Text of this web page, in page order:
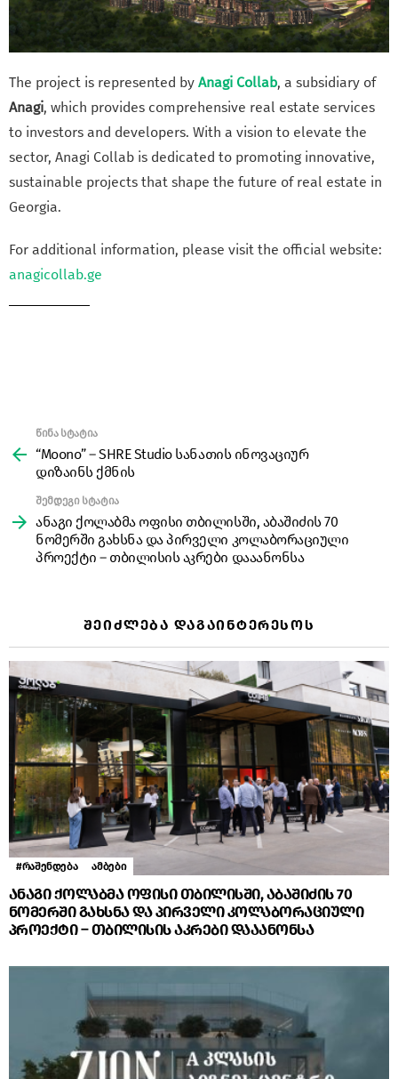
The project is represented by Anagi Collab, a subsidiary of
Anagi, which provides comprehensive real estate services
to investors and developers. With a vision to elevate the
sector, Anagi Collab is dedicated to promoting innovative,
sustainable projects that shape the future of real estate in
Georgia.
For additional information, please visit the official website:
anagicollab.ge
more
წინა სტატია
“Moono” – SHRE Studio სანათის ინოვაციურ
დიზაინს ქმნის
შემდეგი სტატია
ანაგი ქოლაბმა ოფისი თბილისში, აბაშიძის 70
ნომერში გახსნა და პირველი კოლაბორაციული
პროექტი – თბილისის აკრები დააანონსა
ᲨᲔᲘᲫᲚᲔᲑᲐ ᲓᲐᲒᲐᲘᲜᲢᲔᲠᲔᲡᲝᲡ
#რაშენდება ამბები
ანაგი ქოლაბმა ოფისი თბილისში, აბაშიძის 70
ნომერში გახსნა და პირველი კოლაბორაციული
პროექტი – თბილისის აკრები დააანონსა